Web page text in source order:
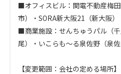
■オフィスビル：関電不動産梅
市）・SORA新大阪21（新大阪）
■商業施設：せんちゅうパル（
尾）・いこらも～る泉佐野（泉
【変更範囲：会社の定める場所】